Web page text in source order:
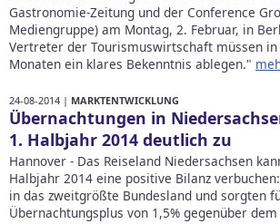
Gastronomie-Zeitung und der Conference
Mediengruppe) am Montag, 2. Februar, in
Vertreter der Tourismuswirtschaft müssen in
Monaten ein klares Bekenntnis ablegen."
24-08-2014 | MARKTENTWICKLUNG
Übernachtungen in
1. Halbjahr 2014 deutlich zu
Hannover - Das Reiseland Niedersachsen
Halbjahr 2014 eine positive Bilanz
in das zweitgrößte Bundesland und sorgten
Übernachtungsplus von 1,5% gegenüber dem